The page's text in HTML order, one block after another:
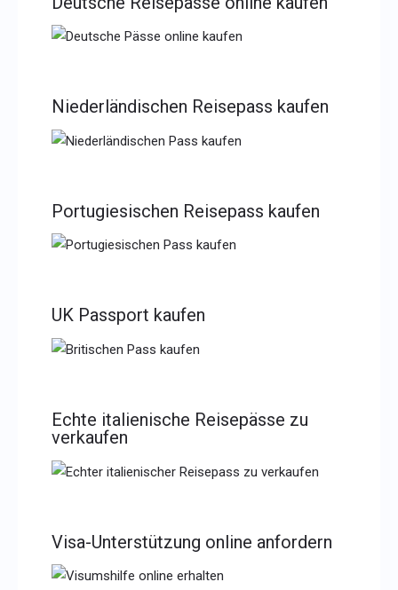
Niederländischen Reisepass kaufen
Portugiesischen Reisepass kaufen
UK Passport kaufen
Echte italienische Reisepässe zu
verkaufen
Visa-Unterstützung online anfordern